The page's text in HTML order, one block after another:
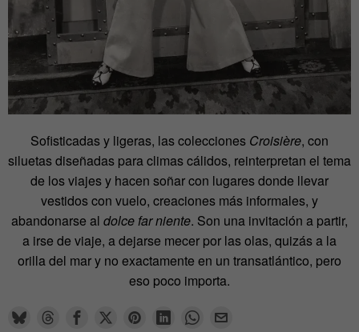
Sofisticadas y ligeras, las colecciones Croisière, con
siluetas diseñadas para climas cálidos, reinterpretan el tema
de los viajes y hacen soñar con lugares donde llevar
vestidos con vuelo, creaciones más informales, y
abandonarse al dolce far niente. Son una invitación a partir,
a irse de viaje, a dejarse mecer por las olas, quizás a la
orilla del mar y no exactamente en un transatlántico, pero
eso poco importa.